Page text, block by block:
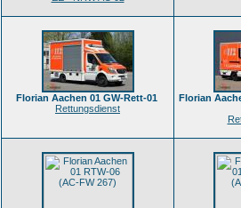
Florian Aachen 01 GW-Rett-01
Rettungsdienst
Florian